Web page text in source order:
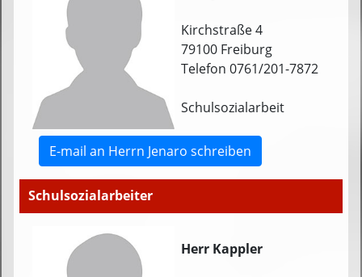
Kirchstraße 4
79100 Freiburg
Telefon 0761/201-7872
Schulsozialarbeit
E-mail an Herrn Jenaro schreiben
Schulsozialarbeiter
Herr Kappler